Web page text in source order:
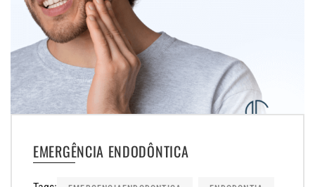
EMERGÊNCIA ENDODÔNTICA